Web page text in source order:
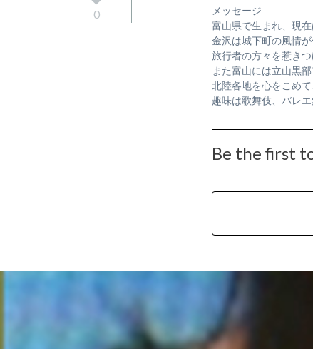
0
メッセージ
富山県で生まれ、現
金沢は城下町の風情
旅行者の方々を惹き
また富山には立山黒
北陸各地を心をこめて
趣味は歌舞伎、バレ
Be the first